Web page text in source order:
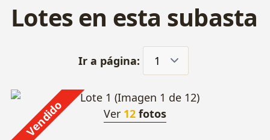
Lotes en esta subasta
Ir a página:
Vendido Ver 12 fotos